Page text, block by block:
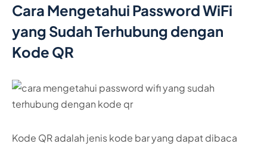
Cara Mengetahui Password WiFi
yang Sudah Terhubung dengan
Kode QR
Kode QR adalah jenis kode bar yang dapat dibaca